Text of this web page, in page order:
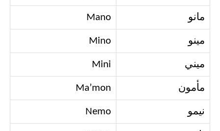
مانو Mano
مينو Mino
ميني Mini
مأمون Ma’mon
نيمو Nemo